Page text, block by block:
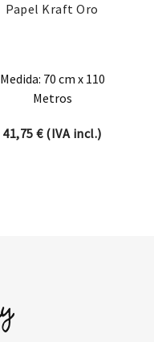
Papel Kraft Oro
Medida: 70 cm x 110
Metros
41,75€(IVA incl.)